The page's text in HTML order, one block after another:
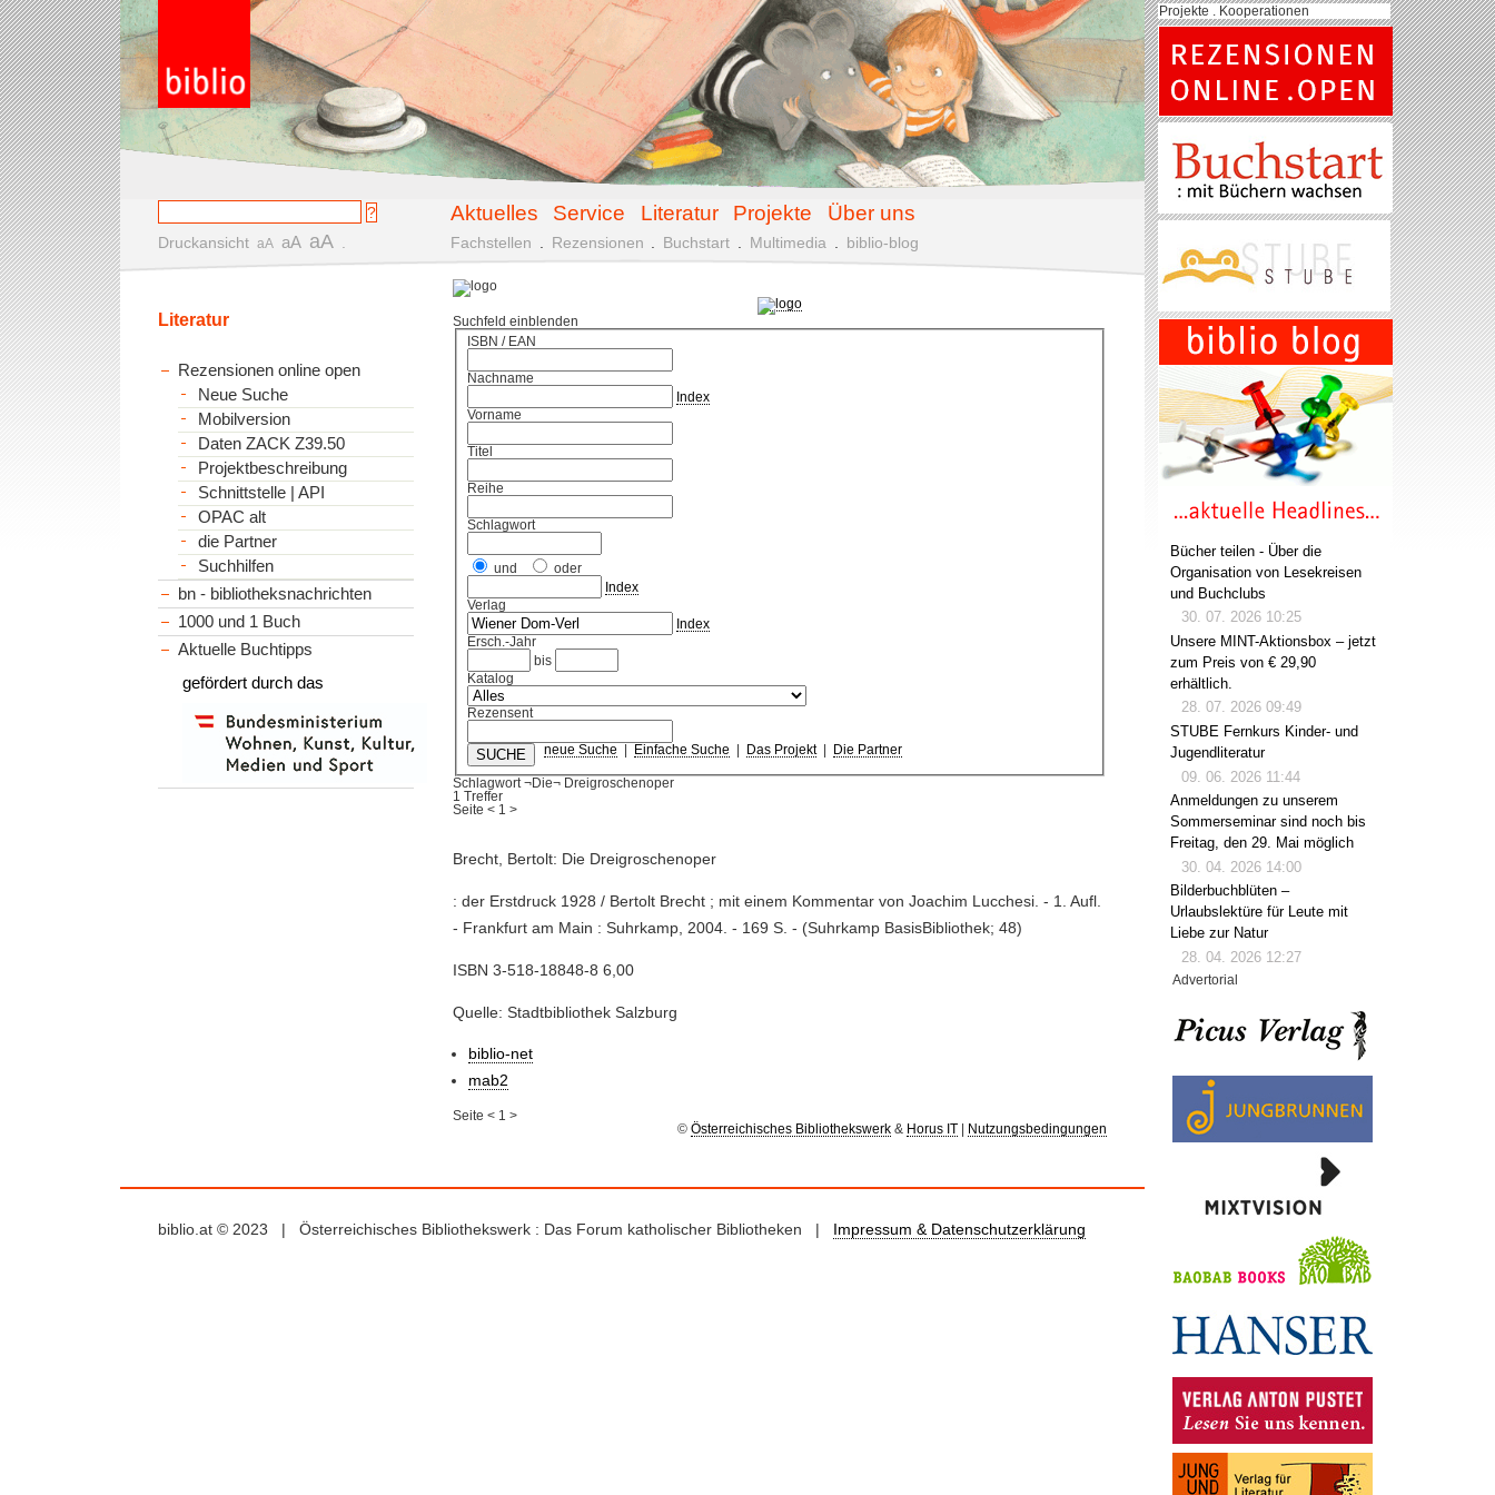
Aktuelles Service Literatur Projekte Über uns
Druckansicht aA aA aA Fachstellen Rezensionen Buchstart Multimedia biblio-blog
Suchfeld einblenden
ISBN / EAN
Nachname
Index
Vorname
Titel
Reihe
Schlagwort
und
oder
Index
Verlag
Index
Ersch.-Jahr
bis
Katalog
Rezensent
neue Suche Einfache Suche Das Projekt| Die Partner
Schlagwort ¬Die¬ Dreigroschenoper
1 Treffer
Seite< 1 >
Brecht, Bertolt: Die Dreigroschenoper
: der Erstdruck 1928 / Bertolt Brecht ; mit einem Kommentar von Joachim Lucchesi. - 1. Aufl.
- Frankfurt am Main : Suhrkamp, 2004. - 169 S. - (Suhrkamp BasisBibliothek; 48)
ISBN 3-518-18848-8 6,00
Quelle: Stadtbibliothek Salzburg
biblio-net
mab2
Seite< 1 >
© Österreichisches Bibliothekswerk& Horus IT| Nutzungsbedingungen
Literatur
Rezensionen online open
Neue Suche
Mobilversion
Daten ZACK Z39.50
Projektbeschreibung
Schnittstelle | API
OPAC alt
die Partner
Suchhilfen
bn - bibliotheksnachrichten
1000 und 1 Buch
Aktuelle Buchtipps
gefördert durch das
biblio.at © 2023 | Österreichisches Bibliothekswerk : Das Forum katholischer Bibliotheken | Impressum & Datenschutzerklärung
Projekte . Kooperationen
Bücher teilen - Über die
Organisation von Lesekreisen
und Buchclubs
30. 07. 2026 10:25
Unsere MINT-Aktionsbox – jetzt
zum Preis von € 29,90
erhältlich.
28. 07. 2026 09:49
STUBE Fernkurs Kinder- und
Jugendliteratur
09. 06. 2026 11:44
Anmeldungen zu unserem
Sommerseminar sind noch bis
Freitag, den 29. Mai möglich
30. 04. 2026 14:00
Bilderbuchblüten –
Urlaubslektüre für Leute mit
Liebe zur Natur
28. 04. 2026 12:27
Advertorial